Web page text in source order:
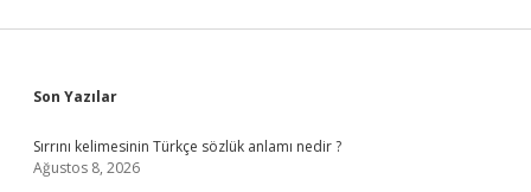
Sidebar
Son Yazılar
Sırrını kelimesinin Türkçe sözlük anlamı nedir ?
Ağustos 8, 2026